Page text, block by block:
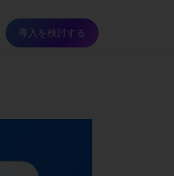
導入を検討する